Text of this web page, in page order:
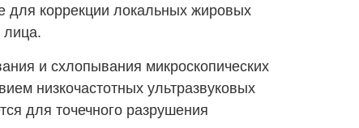
для коррекции локальных жировых
лица.
и схлопывания микроскопических
низкочастотных ультразвуковых
для точечного разрушения